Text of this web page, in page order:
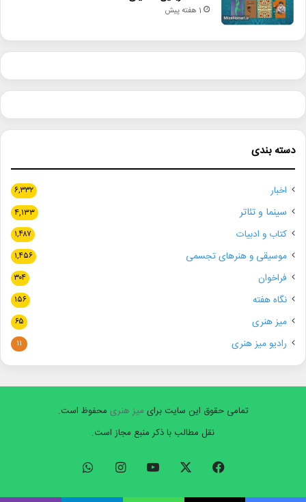
1 هفته پیش
دسته بندی
اخبار ۶,۳۳۲
سینما و تئاتر ۴,۱۳۳
کتاب و ادبیات ۱,۴۸۷
موسیقی و هنرهای تجسمی ۱,۴۵۶
فراخوان ۳۰۴
نگاه هفته ۱۵۶
میز هنری ۶۵
رادیو میز هنری ۱۱
تمامی حقوق این سایت برای میز هنری محفوظ است.
نقل مطالب با ذکر منبع مجاز است.
فیسبوک ایکس یوتیوب اینستاگرام